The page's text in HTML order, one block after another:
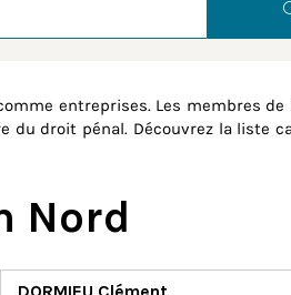
entreprises. Les membres de
droit pénal. Découvrez la liste
Nord